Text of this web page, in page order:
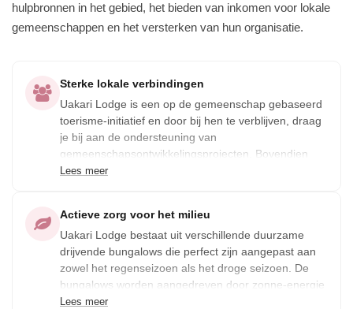
hulpbronnen in het gebied, het bieden van inkomen voor lokale
gemeenschappen en het versterken van hun organisatie.
Sterke lokale verbindingen
Uakari Lodge is een op de gemeenschap gebaseerd
toerisme-initiatief en door bij hen te verblijven, draag
je bij aan de ondersteuning van
gemeenschapsontwikkelingsprojecten. Bovendien
komen de meeste medewerkers van Uakari Lodge uit
toerisme, bevorderen ze een werkrotatiesysteem,
waarbij elke medewerker tien dagen per maand werkt
en vervolgens terugkeert naar hun huizen. Op deze
manier kunnen de lokale gemeenschappen andere
activiteiten blijven uitoefenen.
Lees meer
Actieve zorg voor het milieu
Uakari Lodge bestaat uit verschillende duurzame
drijvende bungalows die perfect zijn aangepast aan
zowel het regenseizoen als het droge seizoen. De
bungalows worden aangedreven door zonne-energie
en regenwater wordt verzameld en opgeslagen. De
Lees meer